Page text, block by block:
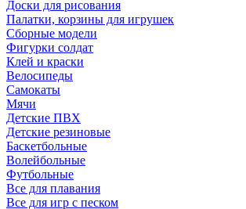
Доски для рисования
Палатки, корзины для игрушек
Сборные модели
Фигурки солдат
Клей и краски
Велосипеды
Самокаты
Мячи
Детские ПВХ
Детские резиновые
Баскетбольные
Волейбольные
Футбольные
Все для плавания
Все для игр с песком